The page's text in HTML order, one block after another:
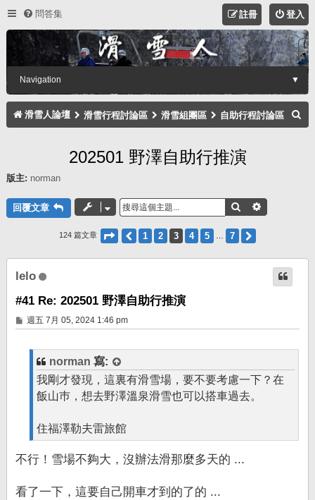
問答集 登入
註冊
Navigation ▼
滑雪人論壇 滑雪行程討論區 滑雪組團區 自助行程討論區
202501 野澤自助行推演
版主: norman
回覆文章 搜尋
124 篇文章 第3 頁 (共7 頁)
上一頁
1 2 3 4 5 7
lelo
#41 Re: 202501 野澤自助行推演
文
章
週五 7月 05, 2024 1:46 pm
norman 寫:
我剛才發現，這裏有滑雪場，要不要考慮一下？在
飯山巿，想去野澤溫泉滑雪也可以搭車過去。
住福澤勒夫雷旅館
不行！雪場不夠大，沒辦法滑那麼多天的 ...
看了一下，這要自己開車才到的了的 ...